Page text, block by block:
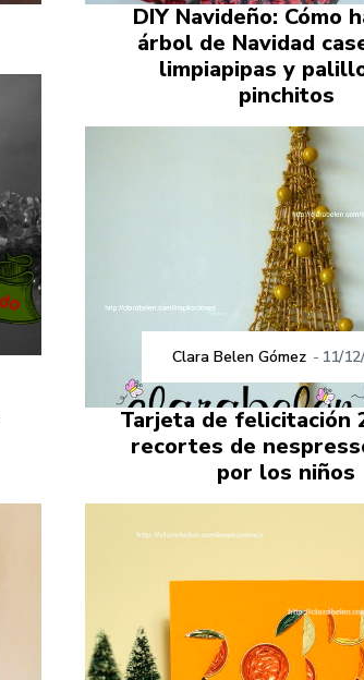
DIY Navideño: Cómo
árbol de Navidad
limpiapipas y
pinchitos
Clara Belen Gómez - 11/
Tarjeta de felicitación
recortes de
por los niños